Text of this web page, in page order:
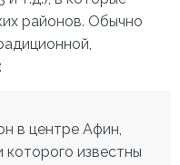
районов. Обычно
в центре Афин,
которого известны